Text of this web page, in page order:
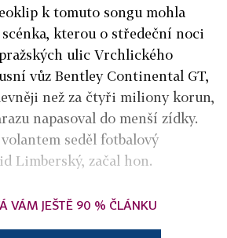
k tomuto songu mohla
kterou o středeční noci
ulic Vrchlického
vůz Bentley Continental GT,
než za čtyři miliony korun,
napasoval do menší zídky.
seděl fotbalový
Limberský, začal hon.
VÁM JEŠTĚ 90 % ČLÁNKU